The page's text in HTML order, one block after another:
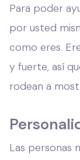
Para poder
por usted
como eres.
y fuerte, así
rodean a
Las personas